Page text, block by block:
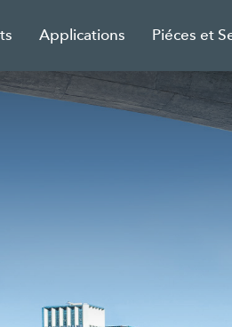
Applications Piéces et